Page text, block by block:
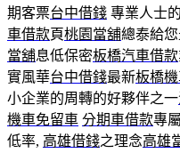
期客票台中借錢 專業人士
車借款頁桃園當舖總泰給
當舖息低保密板橋汽車借款
實風華台中借錢最新板橋
小企業的周轉的好夥伴之一
機車免留車 分期車借款專
低率, 高雄借錢之理念高雄